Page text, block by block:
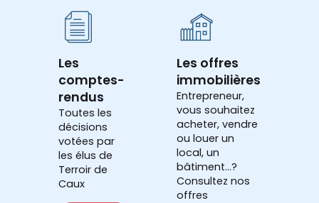
Les
comptes-
rendus
Toutes les
décisions
votées par
les élus de
Terroir de
Caux
Les offres
immobilières
Entrepreneur,
vous souhaitez
acheter, vendre
ou louer un
local, un
bâtiment...?
Consultez nos
offres